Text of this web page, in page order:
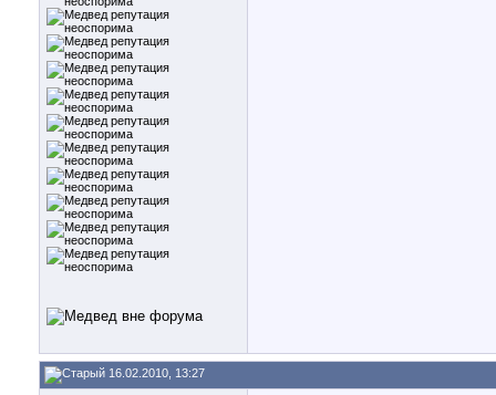
16.02.2010, 13:27